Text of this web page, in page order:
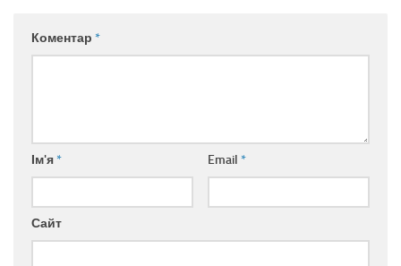
Коментар *
Ім'я* Email *
Сайт